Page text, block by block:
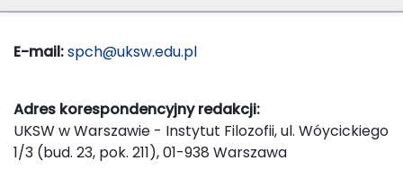
E-mail:spch@uksw.edu.pl
Adres korespondencyjny redakcji:
UKSW w Warszawie - Instytut Filozofii, ul. Wóycickiego
1/3 (bud. 23, pok. 211), 01-938 Warszawa